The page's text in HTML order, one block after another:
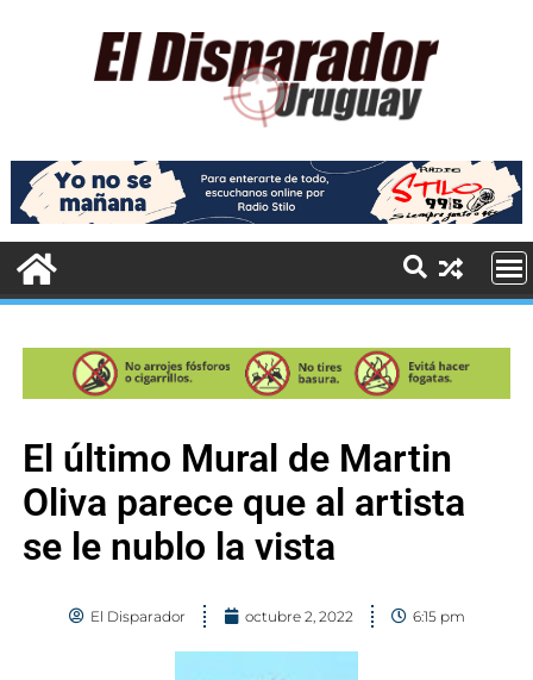
El último Mural de Martin
Oliva parece que al artista
se le nublo la vista
El Disparador octubre 2, 2022 6:15 pm